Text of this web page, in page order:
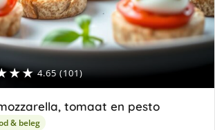
4.65 (101)
tomaat en pesto
& beleg